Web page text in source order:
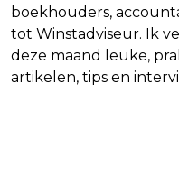
boekhouders,
tot Winstadviseur. Ik
deze maand leuke,
artikelen, tips en